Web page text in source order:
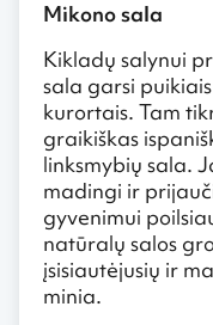
Mikono sala
Kikladų salynui
sala garsi
kurortais. Tam
graikiškas
linksmybių sala.
madingi ir
gyvenimui
natūralų salos
įsisiautėjusių ir
minia.